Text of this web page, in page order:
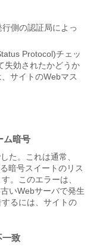
側の認証局によっ
Protocol)チェッ
失効されたかどうか
サイトのWebマス
ム暗号
た。これは通常、
暗号スイートのリス
。このエラーは、
いWebサーバで発生
るには、サイトの
一致